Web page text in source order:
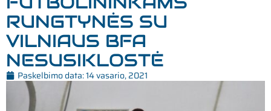
RUNGTYNĖS SU
VILNIAUS BFA
NESUSIKLOSTĖ
Paskelbimo data:14 vasario, 2021